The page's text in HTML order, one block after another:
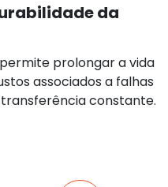
da
prolongar a vida
associados a falhas
constante.